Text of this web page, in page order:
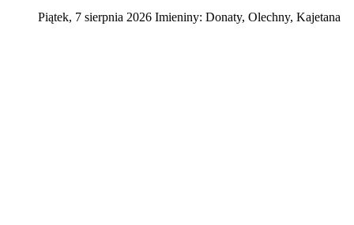
Piątek, 7 sierpnia 2026 Imieniny: Donaty, Olechny, Kajetana